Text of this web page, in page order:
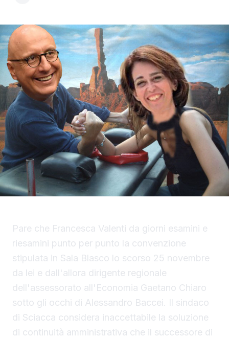
Pare che Francesca Valenti da giorni esamini e
riesamini punto per punto la convenzione
stipulata in Sala Blasco lo scorso 25 novembre
da lei e dall'allora dirigente regionale
dell'assessorato all'Economia Gaetano Chiaro
sotto gli occhi di Alessandro Baccei. Il sindaco
di Sciacca considera inaccettabile la soluzione
di continuità amministrativa che il successore di